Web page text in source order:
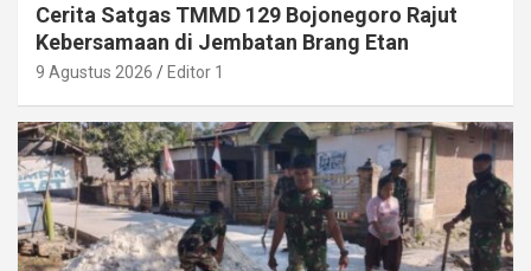
Cerita Satgas TMMD 129 Bojonegoro Rajut
Kebersamaan di Jembatan Brang Etan
9 Agustus 2026 Editor 1